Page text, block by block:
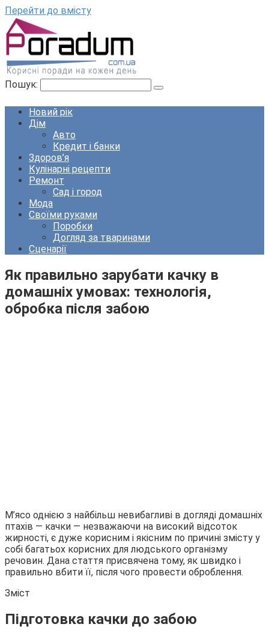
Перейти до вмісту
Пошук:
Новий рік
Дім
Авто
Кредит і банки
Здоров’я
Кулінарні рецепти
Ремонт
Сад і город
Мода
Своїми руками
Поробки
Догляд за тваринами
Сценарії
Як правильно зарубати качку в
домашніх умовах: технологія,
обробка після забою
М’ясо однією з найбільш невибагливі в догляді домашніх
птахів — качки — незважаючи на високий відсоток
жирності, є дуже корисним і якісним по причині змісту у
собі багатьох корисних для людського організму
речовин. Дана стаття присвячена тому, як швидко і
правильно вбитиїї, після чого провести оброблення.
Зміст
Підготовка качки до забою